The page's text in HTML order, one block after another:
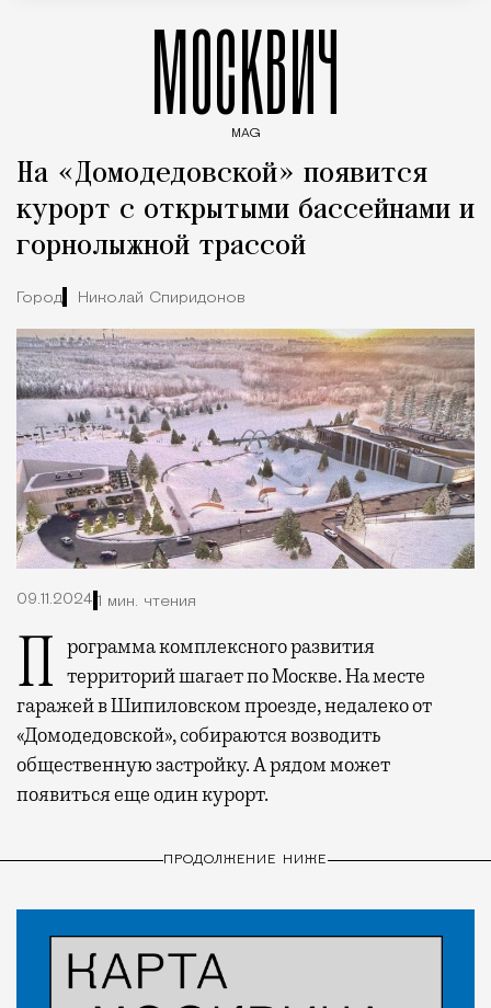
МОСКВИЧ
MAG
На «Домодедовской» появится
курорт с открытыми бассейнами и
горнолыжной трассой
Город Николай Спиридонов
09.11.2024 1 мин. чтения
Программа комплексного развития территорий шагает по Москве. На месте
гаражей в Шипиловском проезде, недалеко от
«Домодедовской», собираются возводить
общественную застройку. А рядом может
появиться еще один курорт.
ПРОДОЛЖЕНИЕ НИЖЕ